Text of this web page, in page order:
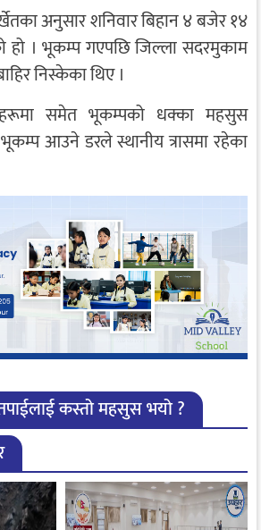
अनुसार शनिवार बिहान ४ बजेर १४
हो । भूकम्प गएपछि जिल्ला सदरमुकाम
निस्केका थिए ।
समेत भूकम्पको धक्का महसुस
आउने डरले स्थानीय त्रासमा रहेका
कस्तो महसुस भयो ?